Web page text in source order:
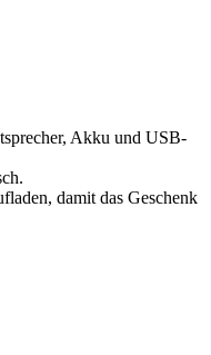
Akku und USB-
damit das Geschenk